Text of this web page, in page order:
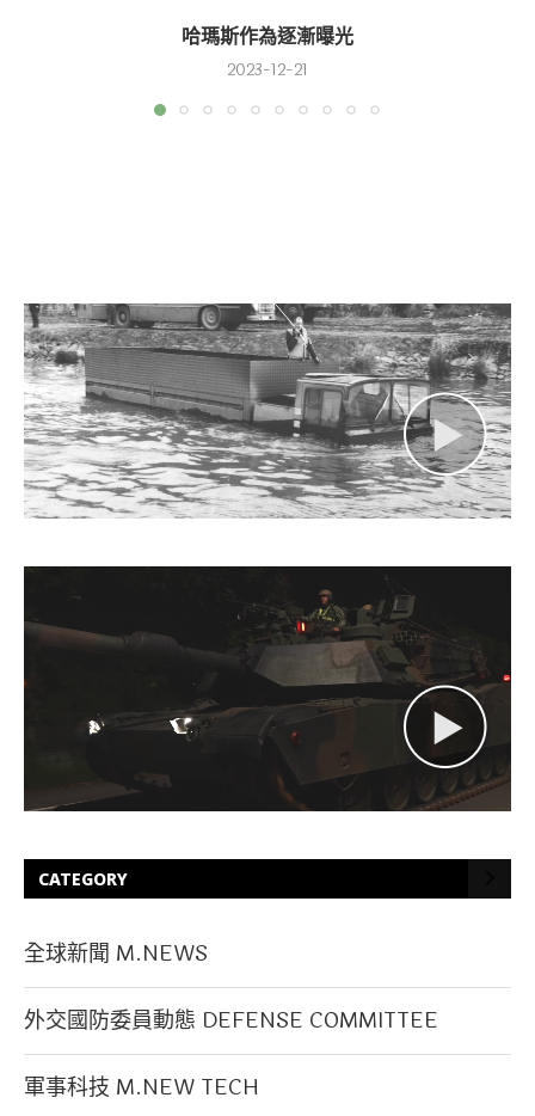
哈瑪斯作為逐漸曝光
2023-12-21
CATEGORY
全球新聞 M.NEWS
外交國防委員動態 DEFENSE COMMITTEE
軍事科技 M.NEW TECH